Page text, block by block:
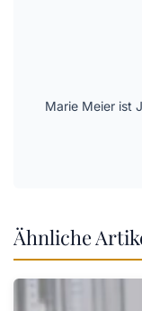
Marie Meier ist
Ähnliche